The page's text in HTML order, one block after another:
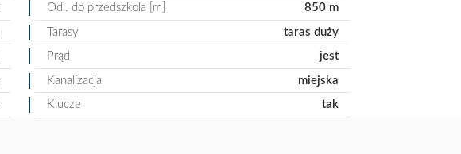
Odl. do przedszkola [m] 850 m
Tarasy taras duży
Prąd jest
Kanalizacja miejska
Klucze tak